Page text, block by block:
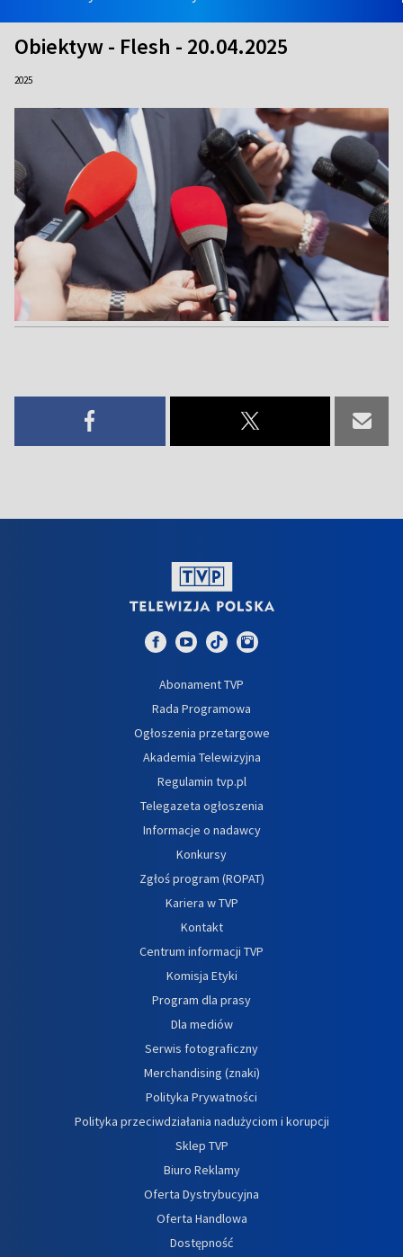
Obiektyw - Flesh - 20.04.2025
2025
Abonament TVP
Rada Programowa
Ogłoszenia przetargowe
Akademia Telewizyjna
Regulamin tvp.pl
Telegazeta ogłoszenia
Informacje o nadawcy
Konkursy
Zgłoś program (ROPAT)
Kariera w TVP
Kontakt
Centrum informacji TVP
Komisja Etyki
Program dla prasy
Dla mediów
Serwis fotograficzny
Merchandising (znaki)
Polityka Prywatności
Polityka przeciwdziałania nadużyciom i korupcji
Sklep TVP
Biuro Reklamy
Oferta Dystrybucyjna
Oferta Handlowa
Dostępność